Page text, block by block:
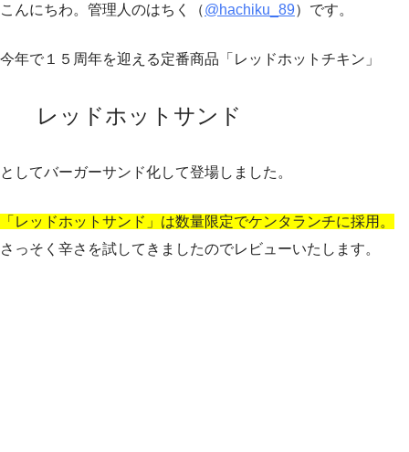
こんにちわ。管理人のはちく（@hachiku_89）です。
今年で１５周年を迎える定番商品「レッドホットチキン」
レッドホットサンド
としてバーガーサンド化して登場しました。
「レッドホットサンド」は数量限定でケンタランチに採用。
さっそく辛さを試してきましたのでレビューいたします。